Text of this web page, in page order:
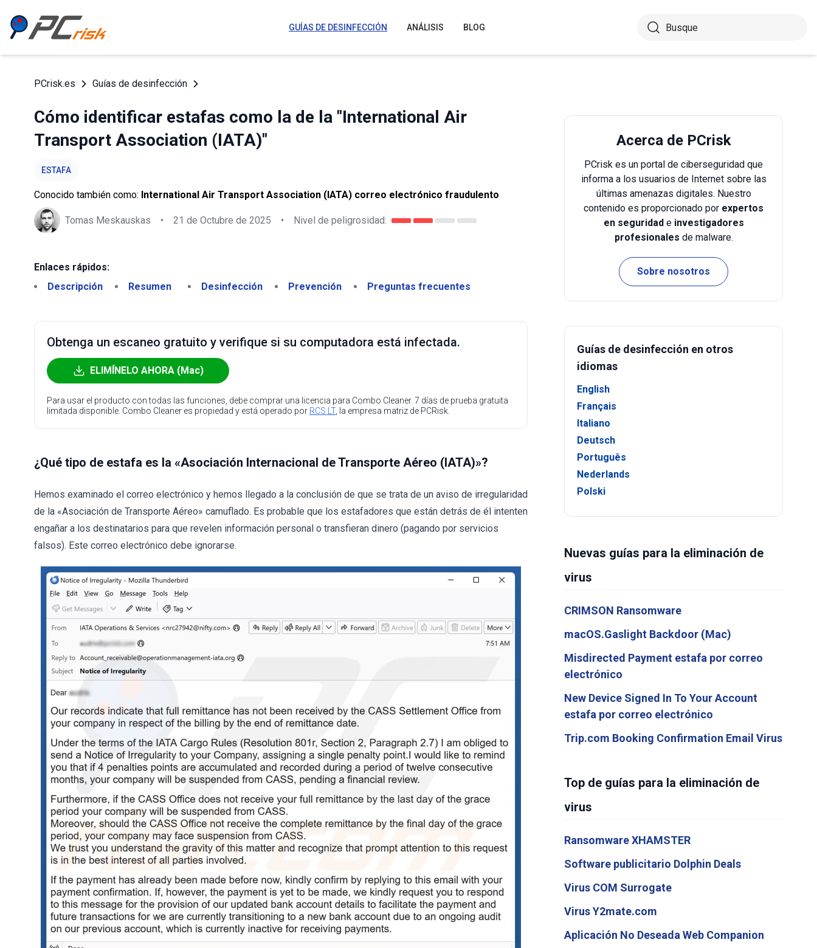
GUÍAS DE DESINFECCIÓN ANÁLISIS BLOG
PCrisk.es Guías de desinfección
Cómo identificar estafas como la de la "International Air
Transport Association (IATA)"
ESTAFA
Conocido también como: International Air Transport Association (IATA) correo electrónico fraudulento
Tomas Meskauskas • 21 de Octubre de 2025 • Nivel de peligrosidad:
Enlaces rápidos:
Descripción
Resumen Desinfección Prevención Preguntas frecuentes
Obtenga un escaneo gratuito y verifique si su computadora está infectada.
ELIMÍNELO AHORA (Mac)
Para usar el producto con todas las funciones, debe comprar una licencia para Combo Cleaner. 7 días de prueba gratuita
limitada disponible. Combo Cleaner es propiedad y está operado por RCS LT, la empresa matriz de PCRisk.
¿Qué tipo de estafa es la «Asociación Internacional de Transporte Aéreo (IATA)»?
Hemos examinado el correo electrónico y hemos llegado a la conclusión de que se trata de un aviso de irregularidad
de la «Asociación de Transporte Aéreo» camuflado. Es probable que los estafadores que están detrás de él intenten
engañar a los destinatarios para que revelen información personal o transfieran dinero (pagando por servicios
falsos). Este correo electrónico debe ignorarse.
Acerca de PCrisk
PCrisk es un portal de ciberseguridad que
informa a los usuarios de Internet sobre las
últimas amenazas digitales. Nuestro
contenido es proporcionado por expertos
en seguridade investigadores
profesionales de malware.
Sobre nosotros
Guías de desinfección en otros
idiomas
English
Français
Italiano
Deutsch
Português
Nederlands
Polski
Nuevas guías para la eliminación de
virus
CRIMSON Ransomware
macOS.Gaslight Backdoor (Mac)
Misdirected Payment estafa por correo
electrónico
New Device Signed In To Your Account
estafa por correo electrónico
Trip.com Booking Confirmation Email Virus
Top de guías para la eliminación de
virus
Ransomware XHAMSTER
Software publicitario Dolphin Deals
Virus COM Surrogate
Virus Y2mate.com
Aplicación No Deseada Web Companion